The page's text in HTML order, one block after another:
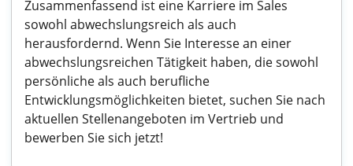
Zusammenfassend ist eine Karriere im Sales
sowohl abwechslungsreich als auch
herausfordernd. Wenn Sie Interesse an einer
abwechslungsreichen Tätigkeit haben, die sowohl
persönliche als auch berufliche
Entwicklungsmöglichkeiten bietet, suchen Sie nach
aktuellen Stellenangeboten im Vertrieb und
bewerben Sie sich jetzt!